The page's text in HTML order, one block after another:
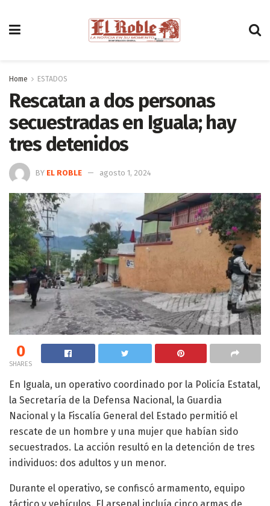
Home ESTADOS
Rescatan a dos personas
secuestradas en Iguala; hay
tres detenidos
BY EL ROBLE agosto 1, 2024
0
SHARES
En Iguala, un operativo coordinado por la Policía Estatal,
la Secretaría de la Defensa Nacional, la Guardia
Nacional y la Fiscalía General del Estado permitió el
rescate de un hombre y una mujer que habían sido
secuestrados. La acción resultó en la detención de tres
individuos: dos adultos y un menor.
Durante el operativo, se confiscó armamento, equipo